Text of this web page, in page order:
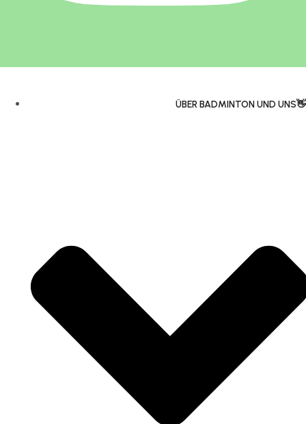
ÜBER BADMINTON UND UNS👋